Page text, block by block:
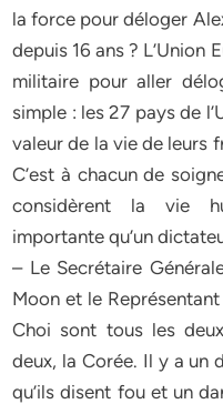
la force pour déloger
depuis 16 ans ? L’Union
militaire pour aller
simple : les 27 pays de
valeur de la vie de leurs
C’est à chacun de
considèrent la vie
importante qu’un
– Le Secrétaire
Moon et le
Choi sont tous les
deux, la Corée. Il y a un
qu’ils disent fou et un